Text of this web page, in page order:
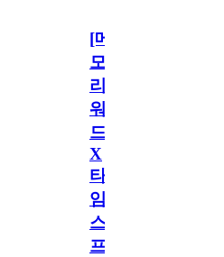
[메
모
리
워
드
X
타
임
스
프